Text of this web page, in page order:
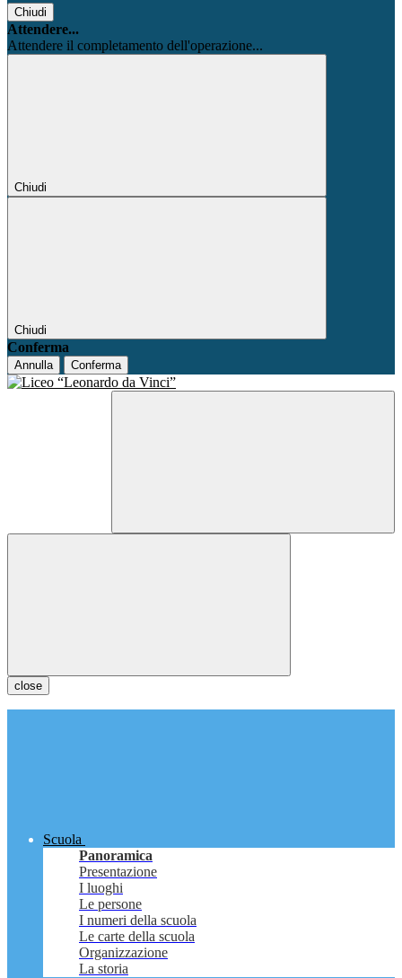
Chiudi
Attendere...
Attendere il completamento dell'operazione...
Chiudi
Chiudi
Conferma
Annulla Conferma
close
Scuola
Panoramica
Presentazione
I luoghi
Le persone
I numeri della scuola
Le carte della scuola
Organizzazione
La storia